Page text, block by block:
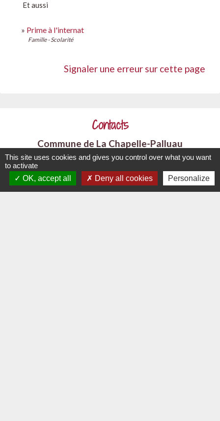
Et aussi
Prime à l'internat
Famille - Scolarité
Signaler une erreur sur cette page
Contacts
Commune de La Chapelle-Palluau
1, rue de l'Ecole
85670 La Chapelle-Palluau - FRANCE
+33 2 51 98 51 08
This site uses cookies and gives you control over what you want
to activate
OK, accept all
Deny all cookies Personalize